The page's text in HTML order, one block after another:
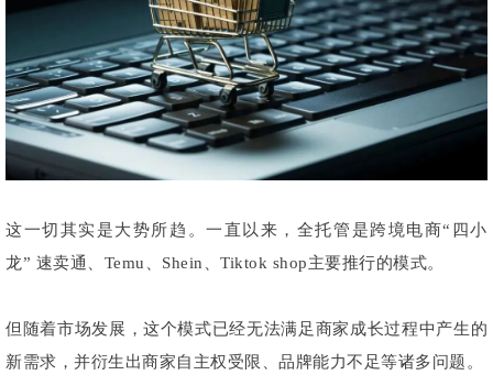
这一切其实是大势所趋。一直以来，全托管是跨境电商“四小
龙” 速卖通、Temu、Shein、Tiktok shop主要推行的模式。
但随着市场发展，这个模式已经无法满足商家成长过程中产生的
新需求，并衍生出商家自主权受限、品牌能力不足等诸多问题。